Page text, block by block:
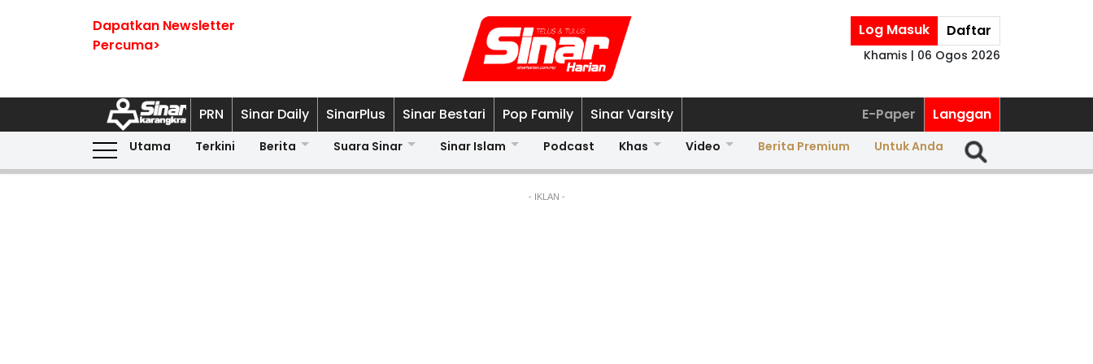
Dapatkan Newsletter
Percuma>
Log Masuk Daftar
Khamis | 06 Ogos 2026
PRN Sinar Daily SinarPlus Sinar Bestari Pop Family Sinar Varsity E-Paper Langgan
Utama Terkini Berita Suara Sinar Sinar Islam Podcast Khas Video Berita Premium Untuk Anda
- IKLAN -